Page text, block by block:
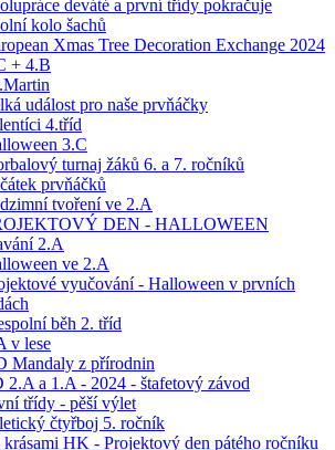
deváté a první třídy pokračuje
kolo šachů
Xmas Tree Decoration Exchange 2024
+ 4.B
událost pro naše prvňáčky
4.tříd
3.C
turnaj žáků 6. a 7. ročníků
prvňáčků
tvoření ve 2.A
DEN - HALLOWEEN
2.A
ve 2.A
vyučování - Halloween v prvních
běh 2. tříd
v lese
Mandaly z přírodnin
2.A a 1.A - 2024 - štafetový závod
třídy - pěší výlet
čtyřboj 5. ročník
krásami HK - Projektový den pátého ročníku